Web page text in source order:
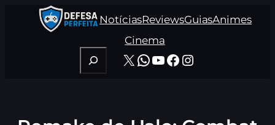
NotíciasReviewsGuiasAnimes
Cinema
Pesquisar
X WhatsApp
Youtube
Facebook
Instagram